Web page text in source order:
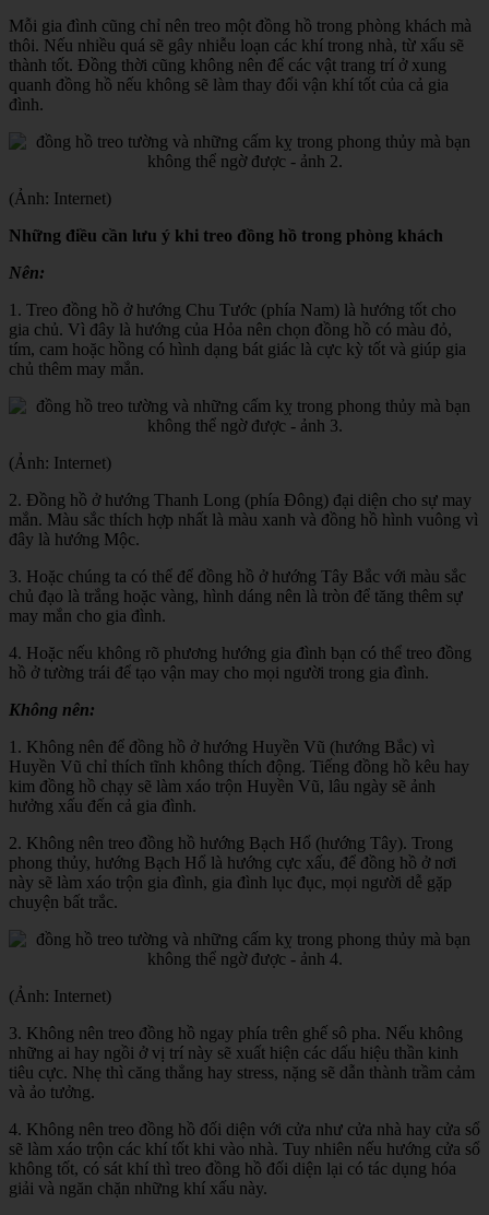
Mỗi gia đình cũng chỉ nên treo một đồng hồ trong phòng khách mà
thôi. Nếu nhiều quá sẽ gây nhiễu loạn các khí trong nhà, từ xấu sẽ
thành tốt. Đồng thời cũng không nên để các vật trang trí ở xung
quanh đồng hồ nếu không sẽ làm thay đổi vận khí tốt của cả gia
đình.
(Ảnh: Internet)
Những điều cần lưu ý khi treo đồng hồ trong phòng khách
Nên:
1. Treo đồng hồ ở hướng Chu Tước (phía Nam) là hướng tốt cho
gia chủ. Vì đây là hướng của Hỏa nên chọn đồng hồ có màu đỏ,
tím, cam hoặc hồng có hình dạng bát giác là cực kỳ tốt và giúp gia
chủ thêm may mắn.
(Ảnh: Internet)
2. Đồng hồ ở hướng Thanh Long (phía Đông) đại diện cho sự may
mắn. Màu sắc thích hợp nhất là màu xanh và đồng hồ hình vuông vì
đây là hướng Mộc.
3. Hoặc chúng ta có thể để đồng hồ ở hướng Tây Bắc với màu sắc
chủ đạo là trắng hoặc vàng, hình dáng nên là tròn để tăng thêm sự
may mắn cho gia đình.
4. Hoặc nếu không rõ phương hướng gia đình bạn có thể treo đồng
hồ ở tường trái để tạo vận may cho mọi người trong gia đình.
Không nên:
1. Không nên để đồng hồ ở hướng Huyền Vũ (hướng Bắc) vì
Huyền Vũ chỉ thích tĩnh không thích động. Tiếng đồng hồ kêu hay
kim đồng hồ chạy sẽ làm xáo trộn Huyền Vũ, lâu ngày sẽ ảnh
hưởng xấu đến cả gia đình.
2. Không nên treo đồng hồ hướng Bạch Hổ (hướng Tây). Trong
phong thủy, hướng Bạch Hổ là hướng cực xấu, để đồng hồ ở nơi
này sẽ làm xáo trộn gia đình, gia đình lục đục, mọi người dễ gặp
chuyện bất trắc.
(Ảnh: Internet)
3. Không nên treo đồng hồ ngay phía trên ghế sô pha. Nếu không
những ai hay ngồi ở vị trí này sẽ xuất hiện các dấu hiệu thần kinh
tiêu cực. Nhẹ thì căng thẳng hay stress, nặng sẽ dẫn thành trầm cảm
và ảo tưởng.
4. Không nên treo đồng hồ đối diện với cửa như cửa nhà hay cửa sổ
sẽ làm xáo trộn các khí tốt khi vào nhà. Tuy nhiên nếu hướng cửa sổ
không tốt, có sát khí thì treo đồng hồ đối diện lại có tác dụng hóa
giải và ngăn chặn những khí xấu này.